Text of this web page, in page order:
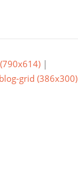
|
grid (386x300)